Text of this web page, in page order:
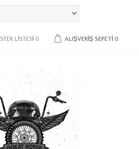
İSTEK LISTESI 0 ALIŞVERIŞ SEPETI 0